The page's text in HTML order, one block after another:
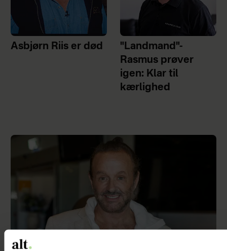
Asbjørn Riis er død
"Landmand"-
Rasmus prøver
igen: Klar til
kærlighed